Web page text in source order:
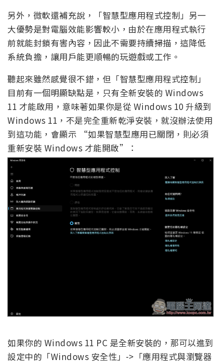
另外，微軟還補充說，「智慧型應用程式控制」另一
大優勢是對電腦效能影響較小，由於在應用程式執行
前就能封鎖有害內容，因此不需要持續掃描，這降低
系統負擔，讓用戶能更順暢的玩遊戲或工作。
聽起來雖然感覺很不錯，但「智慧型應用程式控制」
目前有一個明顯缺點是，只有全新安裝的 Windows
11 才能啟用，意味著如果你是從 Windows 10 升級到
Windows 11，不是完全重新乾淨安裝，就沒辦法使用
到這功能，會顯示 “如果智慧型應用已關閉，則必須
重新安裝 Windows 才能開啟”：
如果你的 Windows 11 PC 是全新安裝的，那可以進到
設定中的「Windows 安全性」->「應用程式與瀏覽器